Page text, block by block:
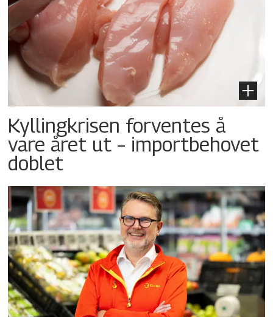
Kyllingkrisen forventes å
vare året ut – importbehovet
doblet